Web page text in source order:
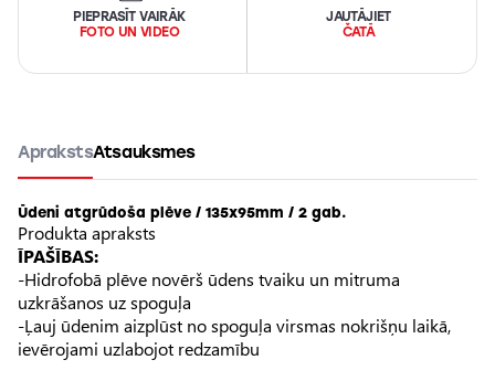
PIEPRASĪT VAIRĀK
FOTO UN VIDEO
JAUTĀJIET
ČATĀ
AprakstsAtsauksmes
Ūdeni atgrūdoša plēve / 135x95mm / 2 gab.
Produkta apraksts
ĪPAŠĪBAS:
-Hidrofobā plēve novērš ūdens tvaiku un mitruma
uzkrāšanos uz spoguļa
-Ļauj ūdenim aizplūst no spoguļa virsmas nokrišņu laikā,
ievērojami uzlabojot redzamību